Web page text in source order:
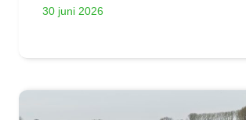
30 juni 2026